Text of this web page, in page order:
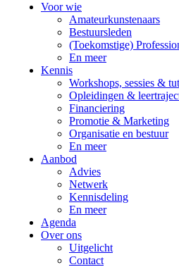
Voor wie
Amateurkunstenaars
Bestuursleden
(Toekomstige)
En meer
Kennis
Workshops, sessies &
Opleidingen &
Financiering
Promotie & Marketing
Organisatie en bestuur
En meer
Aanbod
Advies
Netwerk
Kennisdeling
En meer
Agenda
Over ons
Uitgelicht
Contact